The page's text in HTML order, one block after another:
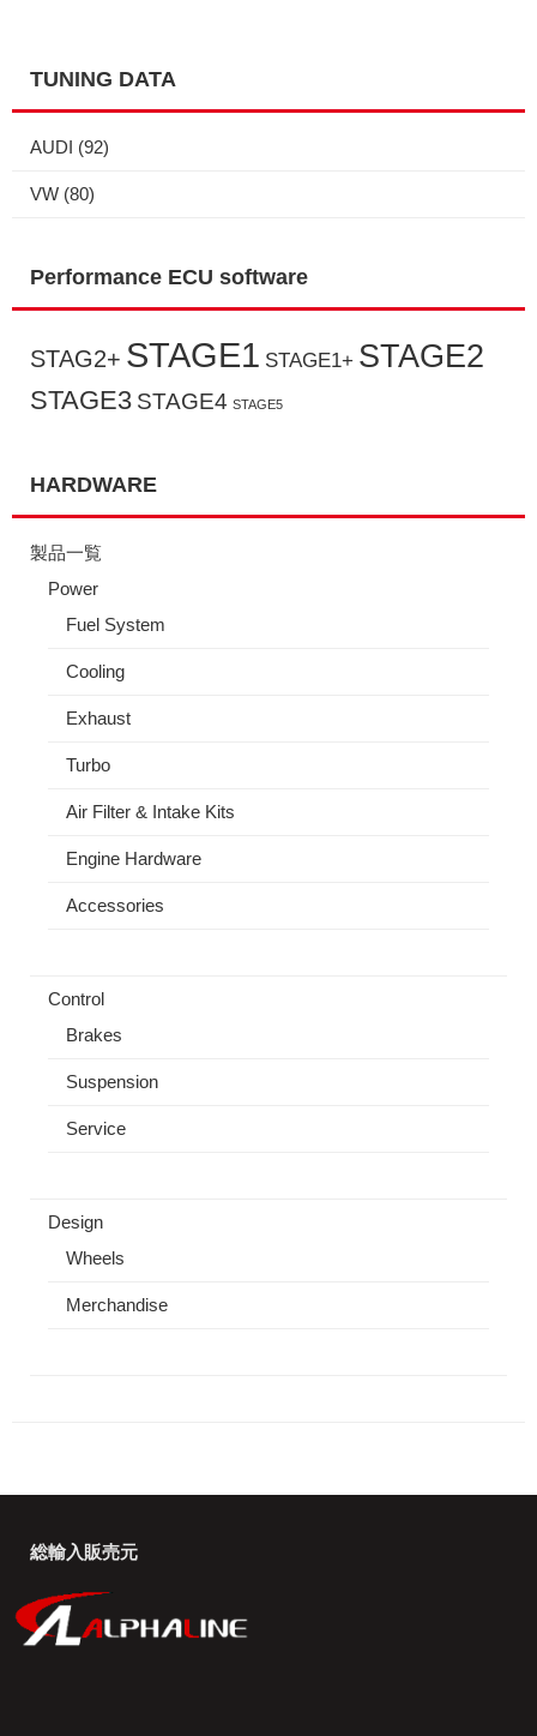
TUNING DATA
AUDI (92)
VW (80)
Performance ECU software
STAG2+ STAGE1 STAGE1+ STAGE2
STAGE3 STAGE4 STAGE5
HARDWARE
製品一覧
Power
Fuel System
Cooling
Exhaust
Turbo
Air Filter & Intake Kits
Engine Hardware
Accessories
Control
Brakes
Suspension
Service
Design
Wheels
Merchandise
総輸入販売元